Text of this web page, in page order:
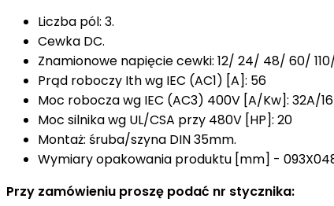
Liczba pól: 3.
Cewka DC.
Znamionowe napięcie cewki: 12/ 24/ 48/ 60/
Prąd roboczy Ith wg IEC (AC1) [A]: 56
Moc robocza wg IEC (AC3) 400V [A/Kw]: 32A/
Moc silnika wg UL/CSA przy 480V [HP]: 20
Montaż: śruba/szyna DIN 35mm.
Wymiary opakowania produktu [mm] -
Przy zamówieniu proszę podać nr stycznika: